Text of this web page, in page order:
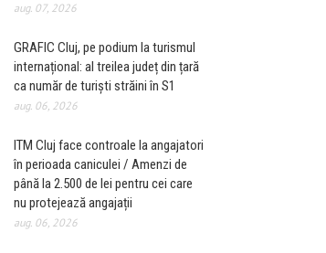
aug. 07, 2026
GRAFIC Cluj, pe podium la turismul
internațional: al treilea județ din țară
ca număr de turiști străini în S1
aug. 06, 2026
ITM Cluj face controale la angajatori
în perioada caniculei / Amenzi de
până la 2.500 de lei pentru cei care
nu protejează angajații
aug. 06, 2026